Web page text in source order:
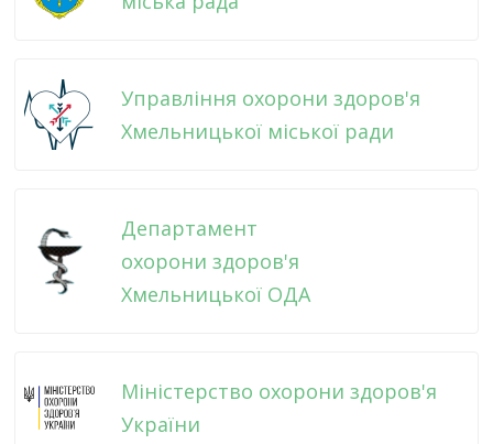
Управління охорони здоров'я
Хмельницької міської ради
Департамент
охорони здоров'я
Хмельницької ОДА
Міністерство охорони здоров'я
України